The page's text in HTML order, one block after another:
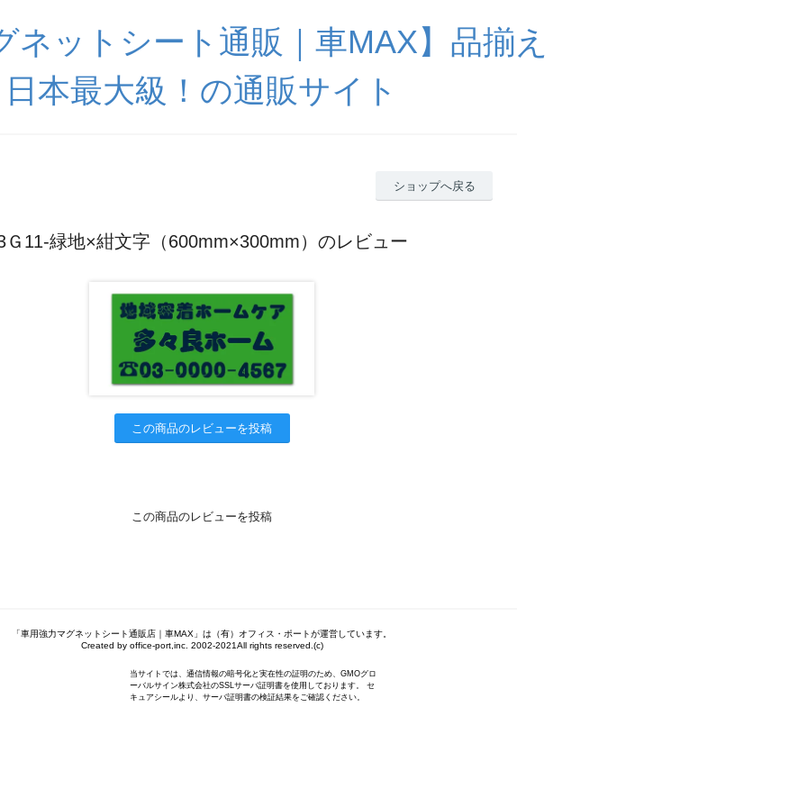
ネットシート通販｜車MAX】品揃え
日本最大級！の通販サイト
ショップへ戻る
Ｇ11-緑地×紺文字（600mm×300mm）のレビュー
この商品のレビューを投稿
この商品のレビューを投稿
「車用強力マグネットシート通販店｜車MAX」は（有）オフィス・ポートが運営しています。
Created by office-port,inc. 2002-2021All rights reserved.(c)
当サイトでは、通信情報の暗号化と実在性の証明のため、GMOグロ
ーバルサイン株式会社のSSLサーバ証明書を使用しております。 セ
キュアシールより、サーバ証明書の検証結果をご確認ください。